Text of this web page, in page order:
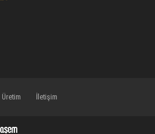
Üretim İletişim